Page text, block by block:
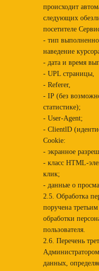
происходит
следующих
посетителе
- тип
наведение
- дата и время
- UPL страницы,
- Referer,
- IР (без
статистике);
- User-Agent;
- ClientlD
Cookie:
- экранное
- класс НТМL-
клик;
- данные о
2.5. Обработка
поручена
обработки
пользователя.
2.6. Перечень
данных,